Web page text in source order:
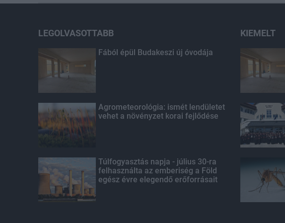
LEGOLVASOTTABB
Fából épül Budakeszi új óvodája
Agrometeorológia: ismét lendületet
vehet a növényzet korai fejlődése
Túlfogyasztás napja - július 30-ra
felhasználta az emberiség a Föld
egész évre elegendő erőforrásait
KIEMELT